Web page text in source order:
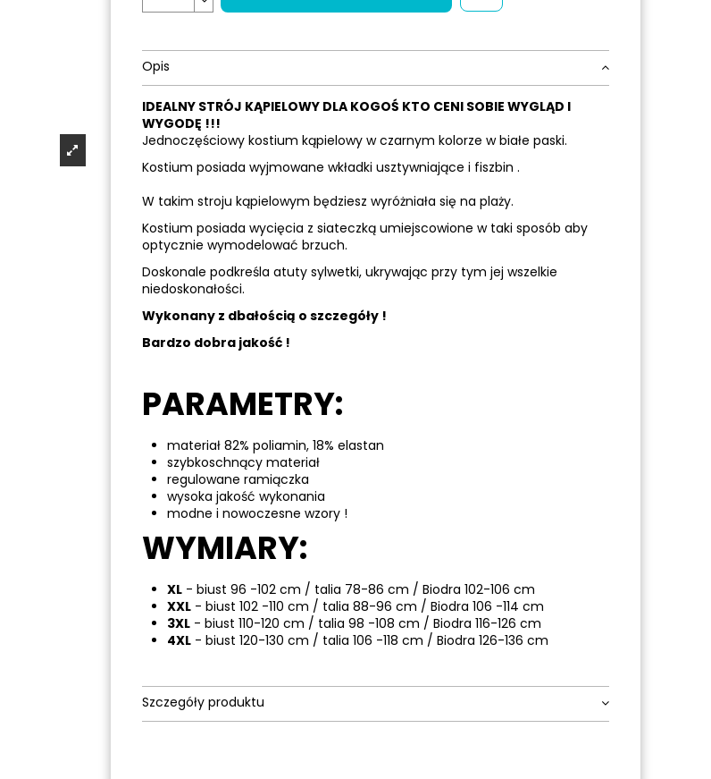
Opis
IDEALNY STRÓJ KĄPIELOWY DLA KOGOŚ KTO CENI SOBIE WYGLĄD I
WYGODĘ !!!
Jednoczęściowy kostium kąpielowy w czarnym kolorze w białe paski.
Kostium posiada wyjmowane wkładki usztywniające i fiszbin .
W takim stroju kąpielowym będziesz wyróżniała się na plaży.
Kostium posiada wycięcia z siateczką umiejscowione w taki sposób aby
optycznie wymodelować brzuch.
Doskonale podkreśla atuty sylwetki, ukrywając przy tym jej wszelkie
niedoskonałości.
Wykonany z dbałością o szczegóły !
Bardzo dobra jakość !
PARAMETRY:
materiał 82% poliamin, 18% elastan
szybkoschnący materiał
regulowane ramiączka
wysoka jakość wykonania
modne i nowoczesne wzory !
WYMIARY:
XL - biust 96 -102 cm / talia 78-86 cm / Biodra 102-106 cm
XXL - biust 102 -110 cm / talia 88-96 cm / Biodra 106 -114 cm
3XL - biust 110-120 cm / talia 98 -108 cm / Biodra 116-126 cm
4XL - biust 120-130 cm / talia 106 -118 cm / Biodra 126-136 cm
Szczegóły produktu